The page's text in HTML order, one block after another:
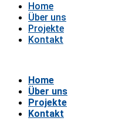
Home
Über uns
Projekte
Kontakt
Home
Über uns
Projekte
Kontakt